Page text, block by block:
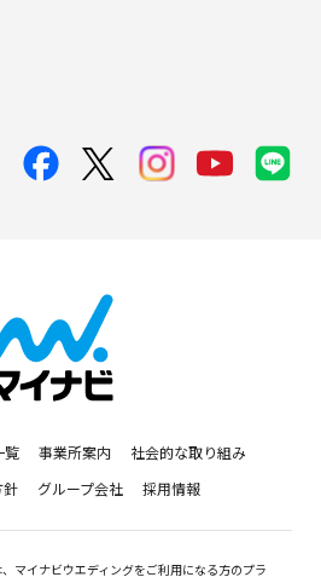
覧 事業所案内
社会的な取り組み
グループ会社 採用情報
マイナビウエディングをご利用になる方のプラ